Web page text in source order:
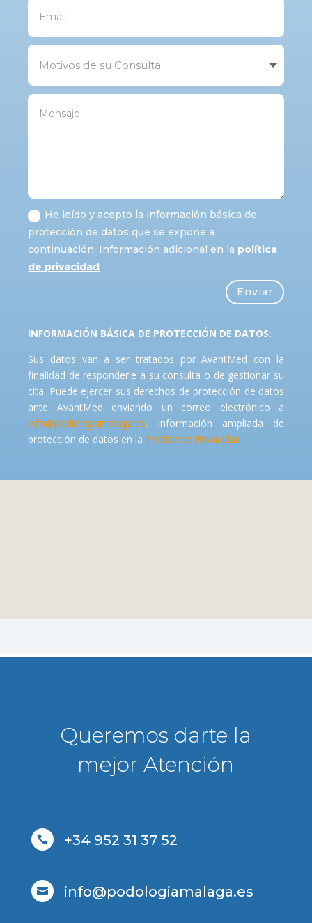
He leído y acepto la información básica de
protección de datos que se expone a
continuación. Información adicional en la política
de privacidad
Enviar
INFORMACIÓN BÁSICA DE PROTECCIÓN DE DATOS:
Sus datos van a ser tratados por AvantMed con la
finalidad de responderle a su consulta o de gestionar su
cita. Puede ejercer sus derechos de protección de datos
ante AvantMed enviando un correo electrónico a
info@podologiamalaga.es. Información ampliada de
protección de datos en la Política de Privacidad.
Queremos darte la
mejor Atención
 +34 952 31 37 52
 info@podologiamalaga.es